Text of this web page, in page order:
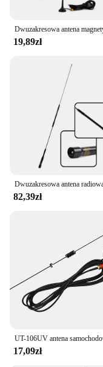
19,89zł
82,39zł
17,09zł